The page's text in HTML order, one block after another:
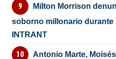
Milton Morrison
soborno millonario durante
INTRANT
Antonio Marte,